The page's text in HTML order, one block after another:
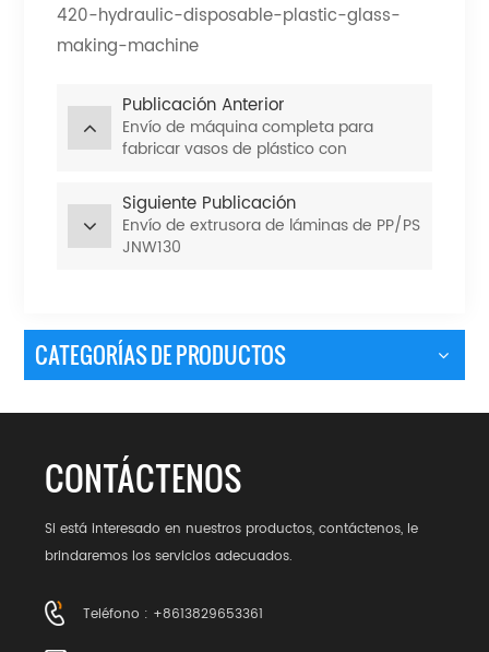
420-hydraulic-disposable-plastic-glass-
making-machine
Publicación Anterior
Envío de máquina completa para
fabricar vasos de plástico con
Siguiente Publicación
Envío de extrusora de láminas de PP/PS
JNW130
CATEGORÍAS DE PRODUCTOS
CONTÁCTENOS
Si está interesado en nuestros productos, contáctenos, le
brindaremos los servicios adecuados.
Teléfono : +8613829653361